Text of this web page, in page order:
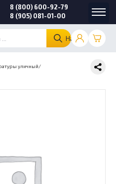
Найти
8 (800) 600-92-79
8 (905) 081-01-00
уличный/